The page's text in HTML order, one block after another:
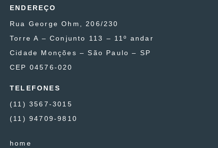
ENDEREÇO
Rua George Ohm, 206/230
Torre A – Conjunto 113 – 11º andar
Cidade Monções – São Paulo – SP
CEP 04576-020
TELEFONES
(11) 3567-3015
(11) 94709-9810
home